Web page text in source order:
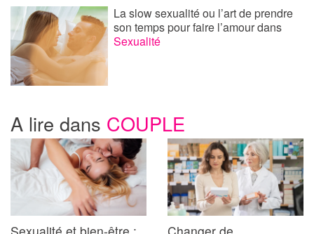
La slow sexualité ou l’art de prendre
son temps pour faire l’amourdans
Sexualité
A lire dans COUPLE